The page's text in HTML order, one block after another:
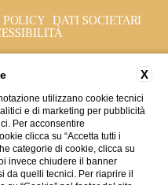
DATI SOCIETARI
X
utilizzano cookie tecnici
e di marketing per pubblicità
Per acconsentire
clicca su “Accetta tutti i
categorie di cookie, clicca su
invece chiudere il banner
da quelli tecnici. Per riaprire il